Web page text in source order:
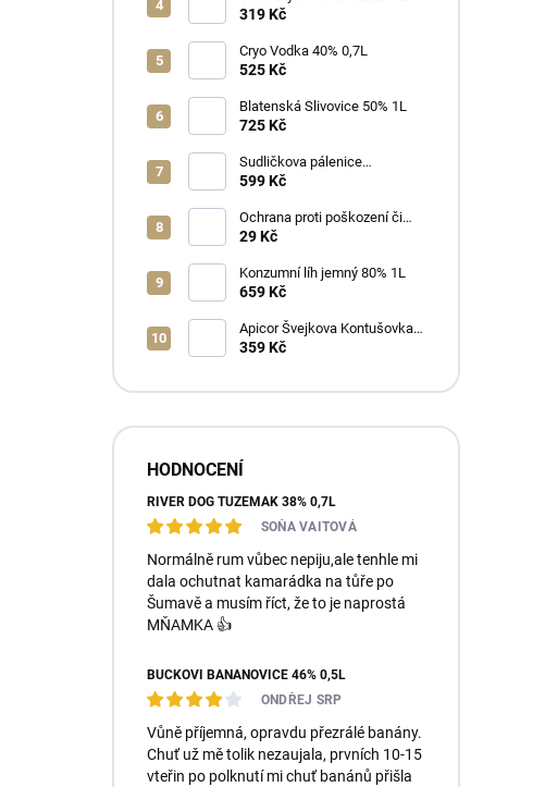
40% 0,7L
319 Kč
Cryo Vodka 40% 0,7L
525 Kč
Blatenská Slivovice 50% 1L
725 Kč
Sudličkova pálenice
Ořechovka 30% 0,7L
599 Kč
Ochrana proti poškození či
ztrátě
29 Kč
Konzumní líh jemný 80% 1L
659 Kč
Apicor Švejkova Kontušovka
40% 0,5L
359 Kč
HODNOCENÍ
RIVER DOG TUZEMÁK 38% 0,7L
SOŇA VAITOVÁ
Normálně rum vůbec nepiju,ale tenhle mi
dala ochutnat kamarádka na tůře po
Šumavě a musím říct, že to je naprostá
MŇAMKA 👍
BUČKOVI BANÁNOVICE 46% 0,5L
ONDŘEJ SRP
Vůně příjemná, opravdu přezrálé banány.
Chuť už mě tolik nezaujala, prvních 10-15
vteřin po polknutí mi chuť banánů přišla